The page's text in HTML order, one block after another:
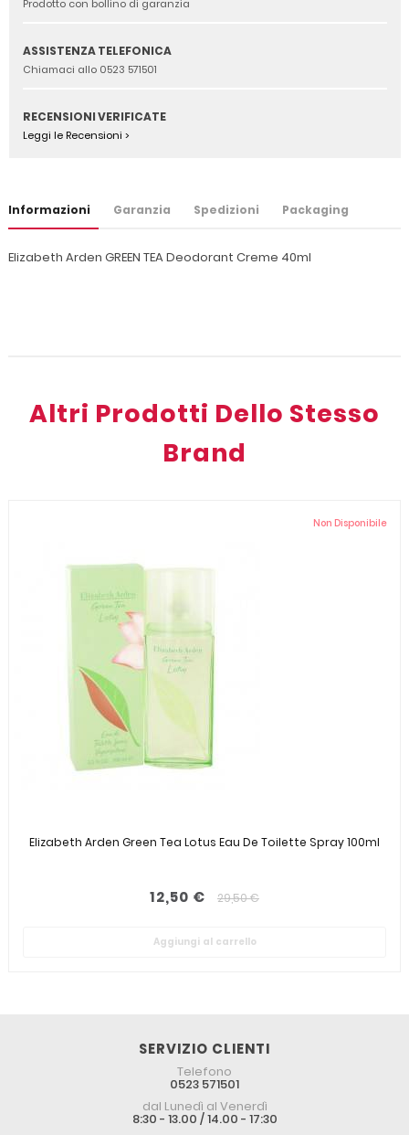
Prodotto con bollino di garanzia
ASSISTENZA TELEFONICA
Chiamaci allo 0523 571501
RECENSIONI VERIFICATE
Leggi le Recensioni >
Informazioni Garanzia Spedizioni Packaging
Elizabeth Arden GREEN TEA Deodorant Creme 40ml
Altri Prodotti Dello Stesso
Brand
Non Disponibile
Elizabeth Arden Green Tea Lotus Eau De Toilette Spray 100ml
12,50 € 29,50 €
Aggiungi al carrello
SERVIZIO CLIENTI
Telefono
0523 571501
dal Lunedì al Venerdì
8:30 - 13.00 / 14.00 - 17:30